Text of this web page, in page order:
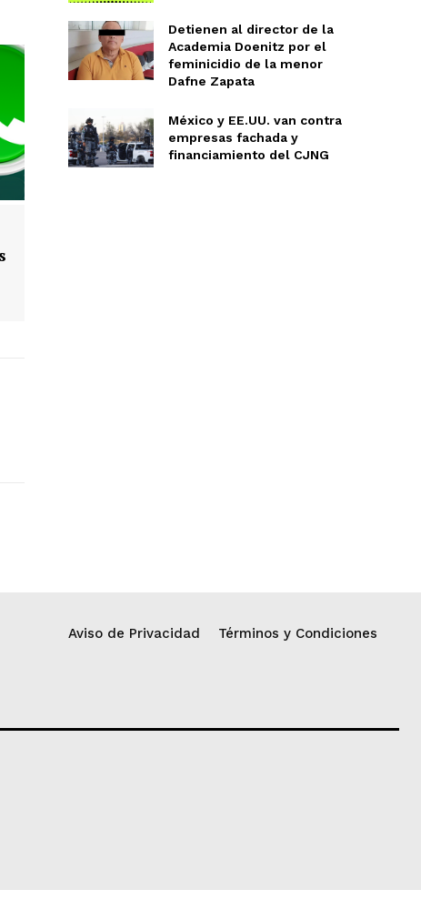
Detienen al director de la
Academia Doenitz por el
feminicidio de la menor
Dafne Zapata
México y EE.UU. van contra
empresas fachada y
financiamiento del CJNG
Aviso de Privacidad Términos y Condiciones